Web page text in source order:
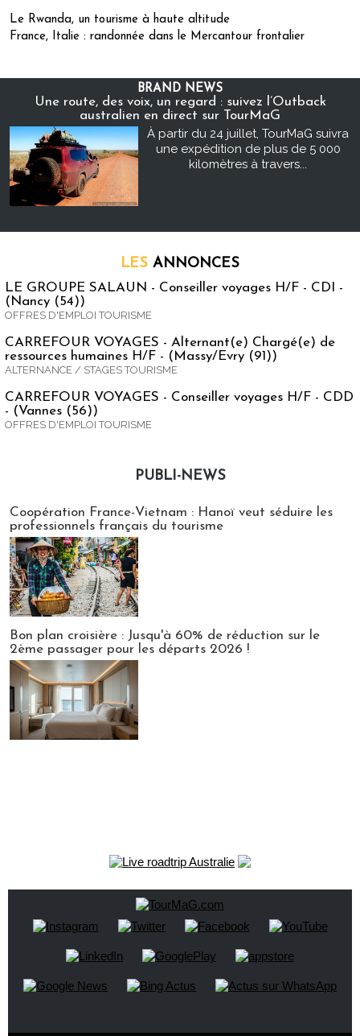
Le Rwanda, un tourisme à haute altitude
France, Italie : randonnée dans le Mercantour frontalier
BRAND NEWS
Une route, des voix, un regard : suivez l’Outback
australien en direct sur TourMaG
À partir du 24 juillet, TourMaG suivra
une expédition de plus de 5 000
kilomètres à travers...
LES ANNONCES
LE GROUPE SALAUN - Conseiller voyages H/F - CDI -
(Nancy (54))
OFFRES D'EMPLOI TOURISME
CARREFOUR VOYAGES - Alternant(e) Chargé(e) de
ressources humaines H/F - (Massy/Evry (91))
ALTERNANCE / STAGES TOURISME
CARREFOUR VOYAGES - Conseiller voyages H/F - CDD
- (Vannes (56))
OFFRES D'EMPLOI TOURISME
PUBLI-NEWS
Coopération France-Vietnam : Hanoï veut séduire les
professionnels français du tourisme
Bon plan croisière : Jusqu'à 60% de réduction sur le
2ème passager pour les départs 2026 !